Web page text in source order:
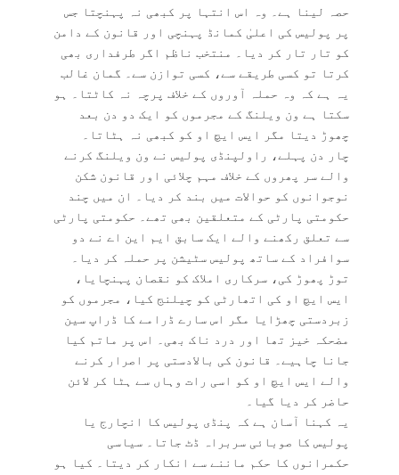
حصہ لینا ہے۔ وہ اس انتہا پر کبھی نہ پہنچتا جس
پر پولیس کی اعلیٰ کمانڈ پہنچی اور قانون کے دامن
کو تار تار کر دیا۔ منتخب ناظم اگر طرفداری بھی
کرتا تو کسی طریقے سے، کسی توازن سے۔ گمان غالب
یہ ہے کہ وہ حملہ آوروں کے خلاف پرچہ نہ کاٹتا۔ ہو
سکتا ہے ون ویلنگ کے مجرموں کو ایک دو دن بعد
چھوڑ دیتا مگر ایس ایچ او کو کبھی نہ ہٹاتا۔
چار دن پہلے، راولپنڈی پولیس نے ون ویلنگ کرنے
والے سر پھروں کے خلاف مہم چلائی اور قانون شکن
نوجوانوں کو حوالات میں بند کر دیا۔ ان میں چند
حکومتی پارٹی کے متعلقین بھی تھے۔ حکومتی پارٹی
سے تعلق رکھنے والے ایک سابق ایم این اے نے دو
سوافراد کے ساتھ پولیس سٹیشن پر حملہ کر دیا۔
توڑ پھوڑ کی، سرکاری املاک کو نقصان پہنچایا،
ایس ایچ او کی اتھارٹی کو چیلنج کیا، مجرموں کو
زبردستی چھڑایا مگر اس سارے ڈرامے کا ڈراپ سین
مضحکہ خیز تھا اور درد ناک بھی۔ اس پر ماتم کیا
جانا چاہیے۔ قانون کی بالادستی پر اصرار کرنے
والے ایس ایچ او کو اسی رات وہاں سے ہٹا کر لائن
حاضر کر دیا گیا۔
یہ کہنا آسان ہے کہ پنڈی پولیس کا انچارج یا
پولیس کا صوبائی سربراہ ڈٹ جاتا۔ سیاسی
حکمرانوں کا حکم ماننے سے انکار کر دیتا۔ کیا ہو